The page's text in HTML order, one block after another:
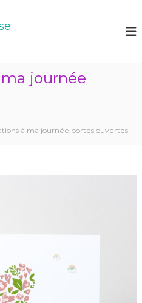
journée
à ma journée portes ouvertes